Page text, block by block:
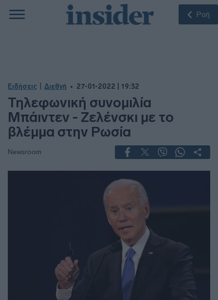
Ροή
Ειδήσεις Διεθνή 27-01-2022 | 19:32
Τηλεφωνική συνομιλία
Μπάιντεν - Ζελένσκι με το
βλέμμα στην Ρωσία
Newsroom